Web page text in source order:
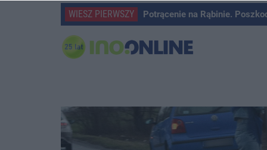
WIESZ PIERWSZY Potrącenie na Rąbinie.